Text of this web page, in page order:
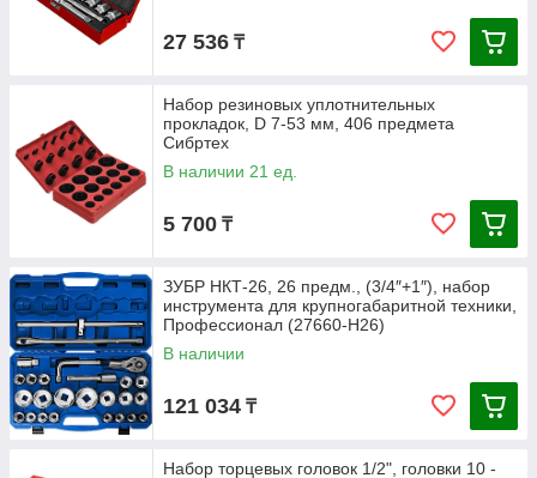
27 536 ₸
Набор резиновых уплотнительных
прокладок, D 7-53 мм, 406 предмета
Сибртех
В наличии 21 ед.
5 700 ₸
ЗУБР НКТ-26, 26 предм., (3/4″+1″), набор
инструмента для крупногабаритной техники,
Профессионал (27660-H26)
В наличии
121 034 ₸
Набор торцевых головок 1/2", головки 10 -